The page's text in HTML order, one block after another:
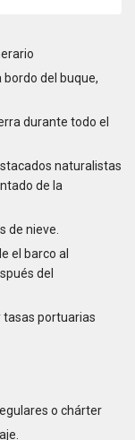
del buque,
durante todo el
naturalistas
de la
de nieve.
el barco al
del
tasas portuarias
o chárter